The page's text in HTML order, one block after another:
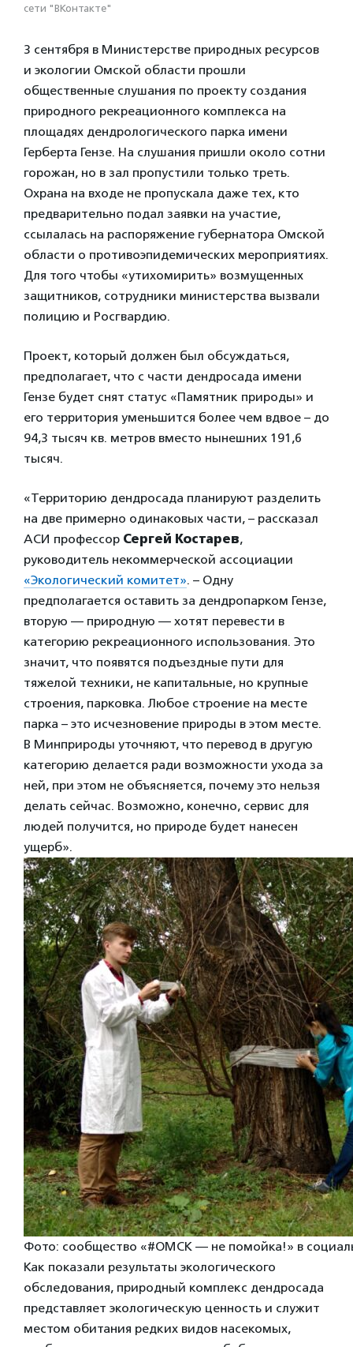
сети "ВКонтакте"
3 сентября в Министерстве природных ресурсов
и экологии Омской области прошли
общественные слушания по проекту создания
природного рекреационного комплекса на
площадях дендрологического парка имени
Герберта Гензе. На слушания пришли около сотни
горожан, но в зал пропустили только треть.
Охрана на входе не пропускала даже тех, кто
предварительно подал заявки на участие,
ссылалась на распоряжение губернатора Омской
области о противоэпидемических мероприятиях.
Для того чтобы «утихомирить» возмущенных
защитников, сотрудники министерства вызвали
полицию и Росгвардию.
Проект, который должен был обсуждаться,
предполагает, что с части дендросада имени
Гензе будет снят статус «Памятник природы» и
его территория уменьшится более чем вдвое – до
94,3 тысяч кв. метров вместо нынешних 191,6
тысяч.
«Территорию дендросада планируют разделить
на две примерно одинаковых части, – рассказал
АСИ профессор Сергей Костарев,
руководитель некоммерческой ассоциации
«Экологический комитет». – Одну
предполагается оставить за дендропарком Гензе,
вторую — природную — хотят перевести в
категорию рекреационного использования. Это
значит, что появятся подъездные пути для
тяжелой техники, не капитальные, но крупные
строения, парковка. Любое строение на месте
парка – это исчезновение природы в этом месте.
В Минприроды уточняют, что перевод в другую
категорию делается ради возможности ухода за
ней, при этом не объясняется, почему это нельзя
делать сейчас. Возможно, конечно, сервис для
людей получится, но природе будет нанесен
ущерб».
Фото: сообщество «#ОМСК — не помойка!» в
Как показали результаты экологического
обследования, природный комплекс дендросада
представляет экологическую ценность и служит
местом обитания редких видов насекомых,